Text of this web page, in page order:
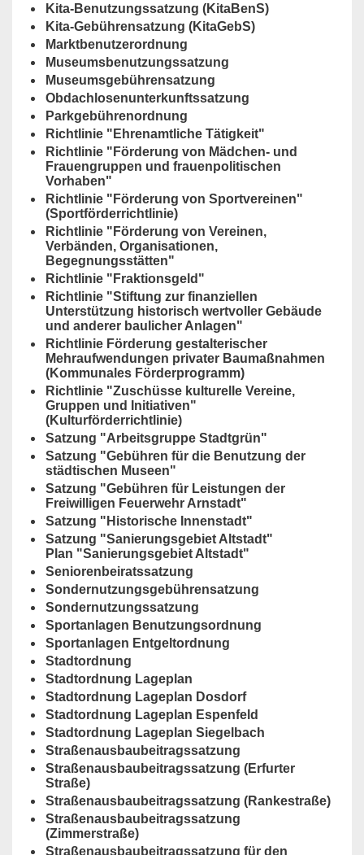
Kita-Benutzungssatzung (KitaBenS)
Kita-Gebührensatzung (KitaGebS)
Marktbenutzerordnung
Museumsbenutzungssatzung
Museumsgebührensatzung
Obdachlosenunterkunftssatzung
Parkgebührenordnung
Richtlinie "Ehrenamtliche Tätigkeit"
Richtlinie "Förderung von Mädchen- und
Frauengruppen und frauenpolitischen
Vorhaben"
Richtlinie "Förderung von Sportvereinen"
(Sportförderrichtlinie)
Richtlinie "Förderung von Vereinen,
Verbänden, Organisationen,
Begegnungsstätten"
Richtlinie "Fraktionsgeld"
Richtlinie "Stiftung zur finanziellen
Unterstützung historisch wertvoller Gebäude
und anderer baulicher Anlagen"
Richtlinie Förderung gestalterischer
Mehraufwendungen privater Baumaßnahmen
(Kommunales Förderprogramm)
Richtlinie "Zuschüsse kulturelle Vereine,
Gruppen und Initiativen"
(Kulturförderrichtlinie)
Satzung "Arbeitsgruppe Stadtgrün"
Satzung "Gebühren für die Benutzung der
städtischen Museen"
Satzung "Gebühren für Leistungen der
Freiwilligen Feuerwehr Arnstadt"
Satzung "Historische Innenstadt"
Satzung "Sanierungsgebiet Altstadt"
Plan "Sanierungsgebiet Altstadt"
Seniorenbeiratssatzung
Sondernutzungsgebührensatzung
Sondernutzungssatzung
Sportanlagen Benutzungsordnung
Sportanlagen Entgeltordnung
Stadtordnung
Stadtordnung Lageplan
Stadtordnung Lageplan Dosdorf
Stadtordnung Lageplan Espenfeld
Stadtordnung Lageplan Siegelbach
Straßenausbaubeitragssatzung
Straßenausbaubeitragssatzung (Erfurter
Straße)
Straßenausbaubeitragssatzung (Rankestraße)
Straßenausbaubeitragssatzung
(Zimmerstraße)
Straßenausbaubeitragssatzung für den